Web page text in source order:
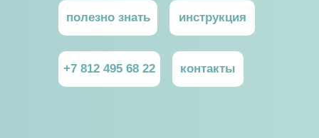
полезно знать
+7 812 495 68 22 контакты
инструкция